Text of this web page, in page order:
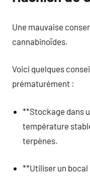
Une mauvaise
cannabinoïdes.
Voici quelques
prématurément :
**Stockage dans
température
terpènes.
**Utiliser un bocal